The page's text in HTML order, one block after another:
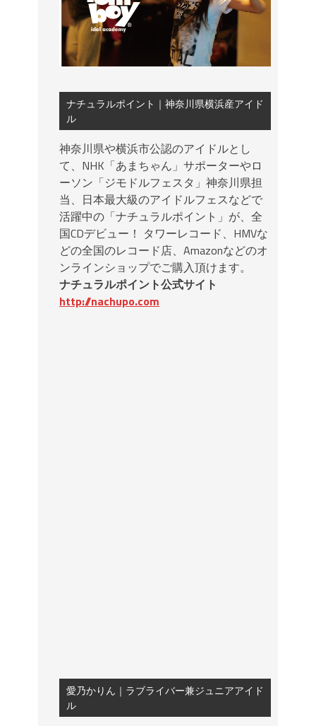
ナチュラルポイント｜神奈川県横浜産アイド
ル
神奈川県や横浜市公認のアイドルとし
て、NHK「あまちゃん」サポーターやロ
ーソン「ジモドルフェスタ」神奈川県担
当、日本最大級のアイドルフェスなどで
活躍中の「ナチュラルポイント」が、全
国CDデビュー！ タワーレコード、HMVな
どの全国のレコード店、Amazonなどのオ
ンラインショップでご購入頂けます。
ナチュラルポイント公式サイト
http://nachupo.com
愛乃かりん｜ラブライバー兼ジュニアアイド
ル